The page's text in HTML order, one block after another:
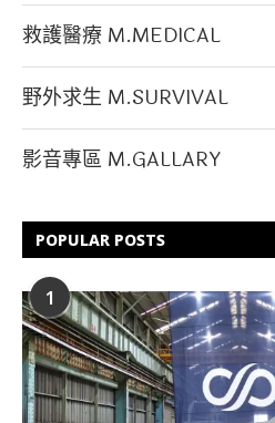
救護醫療 M.MEDICAL
野外求生 M.SURVIVAL
影音專區 M.GALLARY
POPULAR POSTS
1